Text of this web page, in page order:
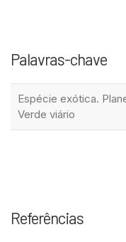
Palavras-chave
Espécie exótica.
Verde viário
Referências